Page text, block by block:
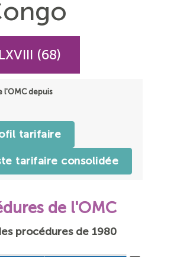
(68)
l'OMC depuis
tarifaire
tarifaire consolidée
de l'OMC
procédures de 1980